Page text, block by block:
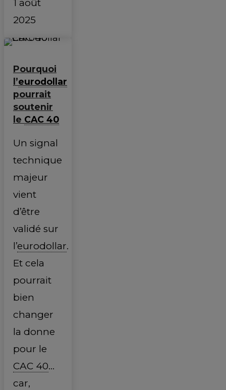
1 août
2025
Pourquoi
l’eurodollar
pourrait
soutenir
le CAC 40
Un signal
technique
majeur
vient
d’être
validé sur
l’eurodollar.
Et cela
pourrait
bien
changer
la donne
pour le
CAC 40...
car,